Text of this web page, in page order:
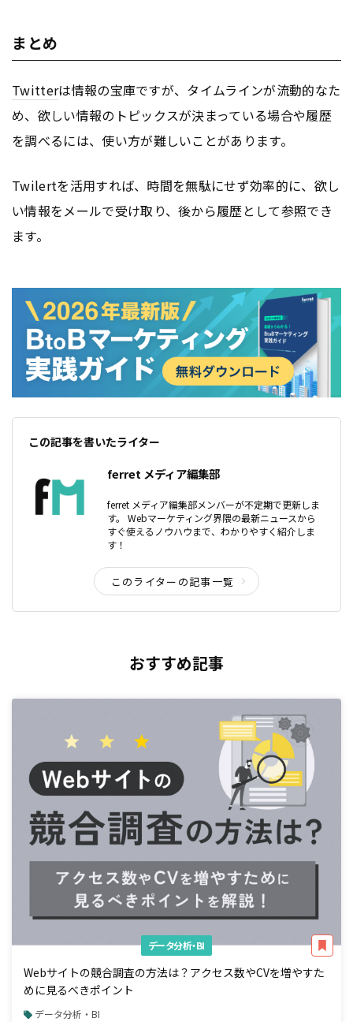
まとめ
Twitterは情報の宝庫ですが、タイムラインが流動的なた
め、欲しい情報のトピックスが決まっている場合や履歴
を調べるには、使い方が難しいことがあります。
Twilertを活用すれば、時間を無駄にせず効率的に、欲し
い情報をメールで受け取り、後から履歴として参照でき
ます。
この記事を書いたライター
ferret メディア編集部
ferret メディア編集部メンバーが不定期で更新しま
す。 Webマーケティング界隈の最新ニュースから
すぐ使えるノウハウまで、わかりやすく紹介しま
す！
このライターの記事一覧
おすすめ記事
データ分析・BI
Webサイトの競合調査の方法は？アクセス数やCVを増やすた
めに見るべきポイント
データ分析・BI